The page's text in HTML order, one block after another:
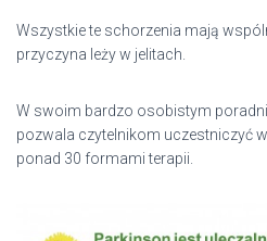
Wszystkie te schorzenia mają
przyczyna leży w jelitach.
W swoim bardzo osobistym
pozwala czytelnikom uczestniczyć
ponad 30 formami terapii.